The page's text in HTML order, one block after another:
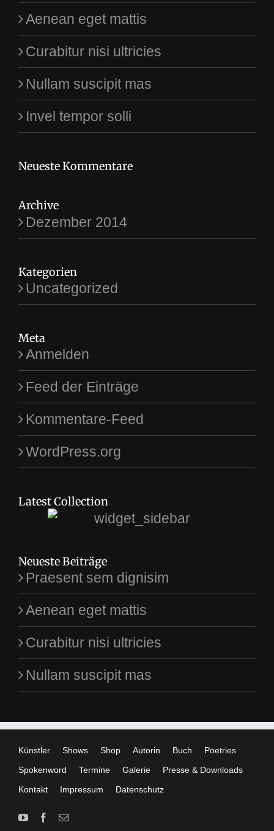
Aenean eget mattis
Curabitur nisi ultricies
Nullam suscipit mas
Invel tempor solli
Neueste Kommentare
Archive
Dezember 2014
Kategorien
Uncategorized
Meta
Anmelden
Feed der Einträge
Kommentare-Feed
WordPress.org
Latest Collection
Neueste Beiträge
Praesent sem dignisim
Aenean eget mattis
Curabitur nisi ultricies
Nullam suscipit mas
Künstler Shows Shop Autorin Buch
Poetries
Spokenword
Termine Galerie
Presse & Downloads
Kontakt
Impressum Datenschutz